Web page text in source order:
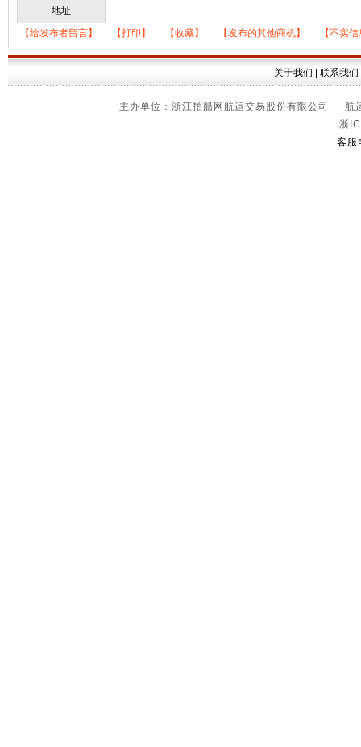
地址
【给发布者留言】
【打印】 【收藏】 【发布的其他商机】 【不实
关于我们 联系我们
主办单位：浙江拍船网航运交易股份有限公司
浙
客服